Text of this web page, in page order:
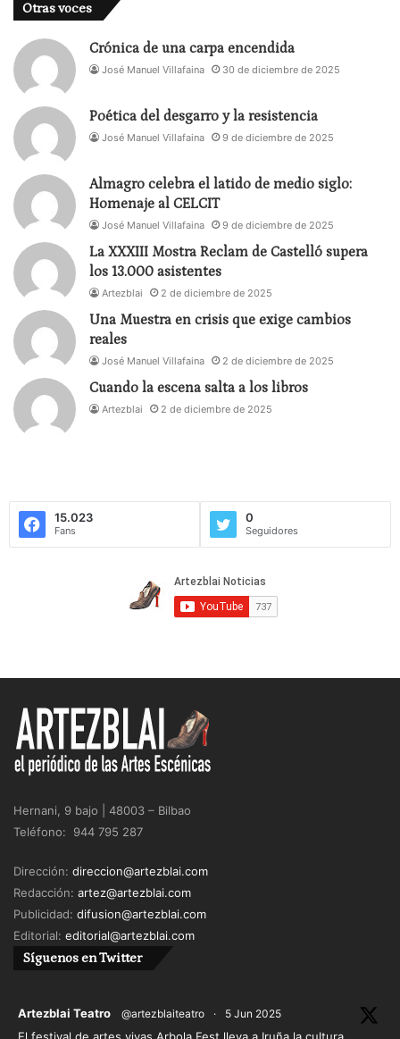
Otras voces
Crónica de una carpa encendida
José Manuel Villafaina 30 de diciembre de 2025
Poética del desgarro y la resistencia
José Manuel Villafaina 9 de diciembre de 2025
Almagro celebra el latido de medio siglo:
Homenaje al CELCIT
José Manuel Villafaina 9 de diciembre de 2025
La XXXIII Mostra Reclam de Castelló supera
los 13.000 asistentes
Artezblai 2 de diciembre de 2025
Una Muestra en crisis que exige cambios
reales
José Manuel Villafaina 2 de diciembre de 2025
Cuando la escena salta a los libros
Artezblai 2 de diciembre de 2025
15.023
Fans
0
Seguidores
Hernani, 9 bajo | 48003 – Bilbao
Teléfono: 944 795 287
Dirección: direccion@artezblai.com
Redacción: artez@artezblai.com
Publicidad: difusion@artezblai.com
Editorial: editorial@artezblai.com
Síguenos en Twitter
Artezblai Teatro @artezblaiteatro · 5 Jun 2025